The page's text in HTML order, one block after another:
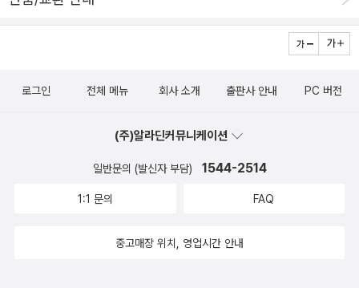
로그인 전체 메뉴 회사 소개 출판사 안내 PC 버전
(주)알라딘커뮤니케이션
일반문의 (발신자 부담) 1544-2514
1:1 문의 FAQ
중고매장 위치, 영업시간 안내